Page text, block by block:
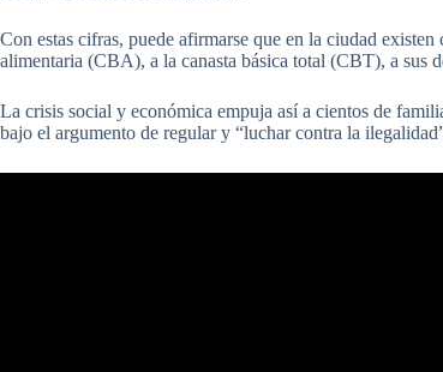
Con estas cifras, puede afirmarse que en la ciudad
alimentaria (CBA), a la canasta básica total (CBT), a sus
La crisis social y económica empuja así a cientos de
bajo el argumento de regular y “luchar contra la